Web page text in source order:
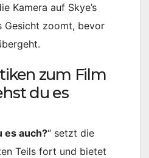
Kamera auf Skye’s
Gesicht zoomt, bevor
zum Film
du es
es auch?“ setzt die
Teils fort und bietet